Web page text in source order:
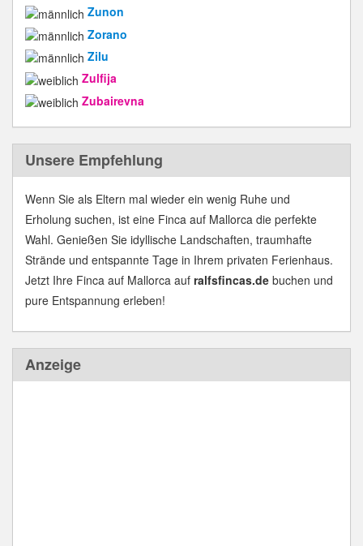
Zunon
Zorano
Zilu
Zulfija
Zubairevna
Unsere Empfehlung
Wenn Sie als Eltern mal wieder ein wenig Ruhe und
Erholung suchen, ist eine Finca auf Mallorca die perfekte
Wahl. Genießen Sie idyllische Landschaften, traumhafte
Strände und entspannte Tage in Ihrem privaten Ferienhaus.
Jetzt Ihre Finca auf Mallorca auf ralfsfincas.de buchen und
pure Entspannung erleben!
Anzeige